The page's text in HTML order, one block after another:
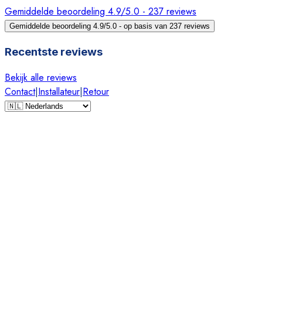
Gemiddelde beoordeling 4.9/5.0 - 237 reviews
Gemiddelde beoordeling 4.9/5.0 - op basis van 237 reviews
Recentste reviews
Bekijk alle reviews
Contact|Installateur|Retour